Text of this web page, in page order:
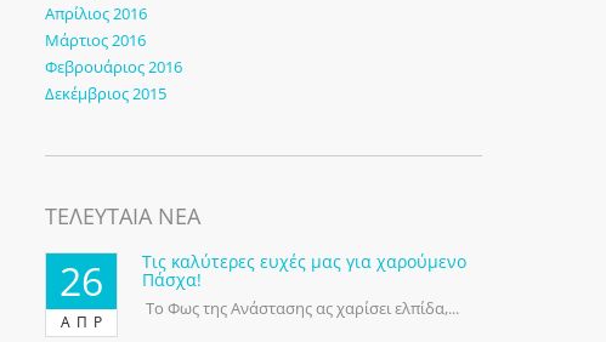
Απρίλιος 2016
Μάρτιος 2016
Φεβρουάριος 2016
Δεκέμβριος 2015
ΤΕΛΕΥΤΑΙΑ ΝΕΑ
26
ΑΠΡ
Τις καλύτερες ευχές μας για χαρούμενο
Πάσχα!
Το Φως της Ανάστασης ας χαρίσει ελπίδα,...